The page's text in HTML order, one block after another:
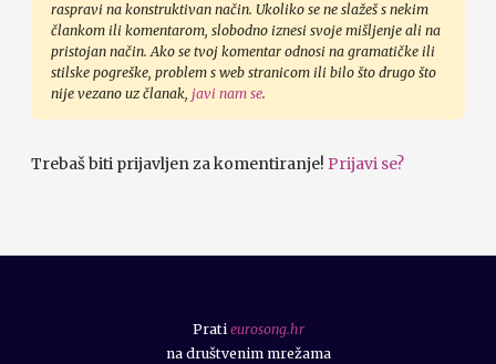
raspravi na konstruktivan način. Ukoliko se ne slažeš s nekim
člankom ili komentarom, slobodno iznesi svoje mišljenje ali na
pristojan način. Ako se tvoj komentar odnosi na gramatičke ili
stilske pogreške, problem s web stranicom ili bilo što drugo što
nije vezano uz članak, javi nam se.
Trebaš biti prijavljen za komentiranje! Prijavi se?
Prati eurosong.hr
na društvenim mrežama